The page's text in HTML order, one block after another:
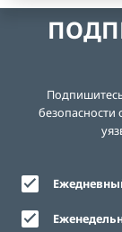
безопасности